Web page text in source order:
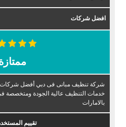
افضل شركات
شركة تنظيف مبانى فى دبي أفضل شركات
خدمات التنظيف عالية الجودة ومتخصصة
بالامارات
تقييم